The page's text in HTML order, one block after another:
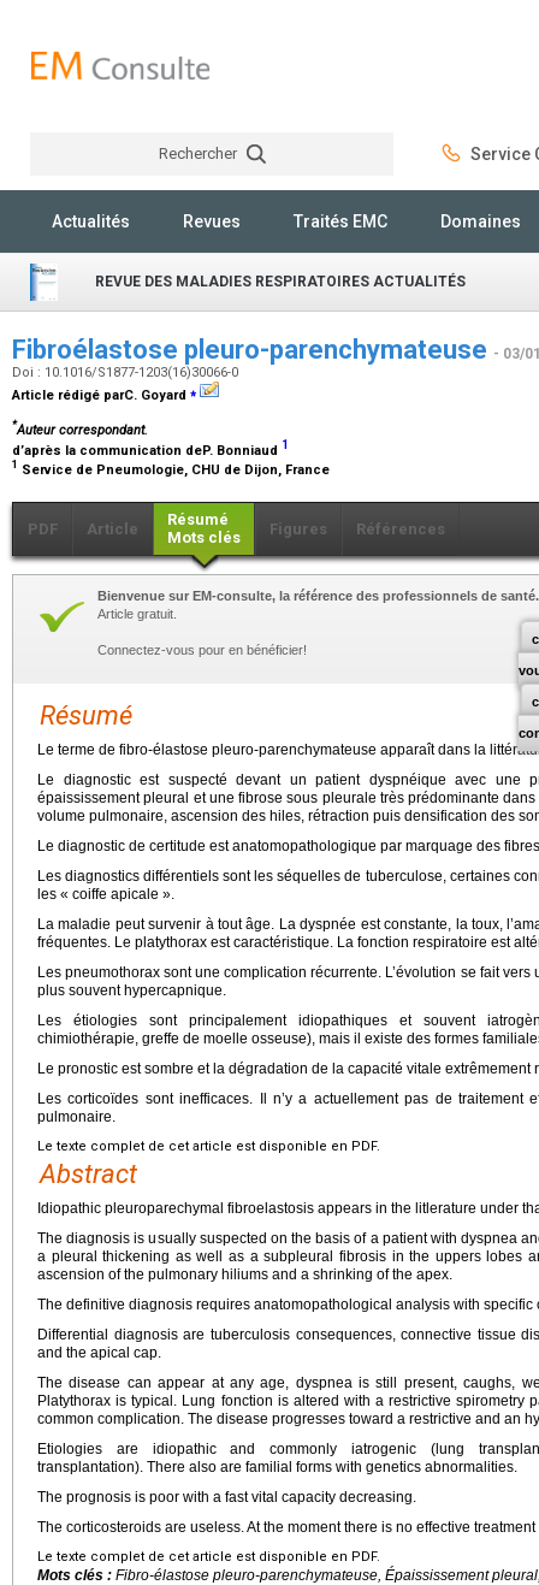
Rechercher Service
Actualités Revues Traités EMC Domaines
REVUE DES MALADIES RESPIRATOIRES ACTUALITÉS
Fibroélastose pleuro-parenchymateuse - 03/
Doi : 10.1016/S1877-1203(16)30066-0
Article rédigé parC. Goyard ⁎
*Auteur correspondant.
d’après la communication deP. Bonniaud 1
1 Service de Pneumologie, CHU de Dijon, France
PDF Article
Résumé
Mots clés
Figures Références
Bienvenue sur EM-consulte, la référence des professionnels de santé.
Article gratuit.
Connectez-vous pour en bénéficier!
Résumé
Le terme de fibro-élastose pleuro-parenchymateuse apparaît dans la
Le diagnostic est suspecté devant un patient dyspnéique avec une
épaississement pleural et une fibrose sous pleurale très prédominante
volume pulmonaire, ascension des hiles, rétraction puis densification des
Le diagnostic de certitude est anatomopathologique par marquage des
Les diagnostics différentiels sont les séquelles de tuberculose, certaines
les « coiffe apicale ».
La maladie peut survenir à tout âge. La dyspnée est constante, la toux,
fréquentes. Le platythorax est caractéristique. La fonction respiratoire est
Les pneumothorax sont une complication récurrente. L’évolution se fait
plus souvent hypercapnique.
Les étiologies sont principalement idiopathiques et souvent
chimiothérapie, greffe de moelle osseuse), mais il existe des formes
Le pronostic est sombre et la dégradation de la capacité vitale extrêmement
Les corticoïdes sont inefficaces. Il n’y a actuellement pas de traitement
pulmonaire.
Le texte complet de cet article est disponible en PDF.
Abstract
Idiopathic pleuroparechymal fibroelastosis appears in the litlerature under
The diagnosis is usually suspected on the basis of a patient with dyspnea
a pleural thickening as well as a subpleural fibrosis in the uppers lobes
ascension of the pulmonary hiliums and a shrinking of the apex.
The definitive diagnosis requires anatomopathological analysis with specific
Differential diagnosis are tuberculosis consequences, connective tissue
and the apical cap.
The disease can appear at any age, dyspnea is still present, caughs,
Platythorax is typical. Lung fonction is altered with a restrictive spirometry
common complication. The disease progresses toward a restrictive and an
Etiologies are idiopathic and commonly iatrogenic (lung
transplantation). There also are familial forms with genetics abnormalities.
The prognosis is poor with a fast vital capacity decreasing.
The corticosteroids are useless. At the moment there is no effective
Le texte complet de cet article est disponible en PDF.
Mots clés : Fibro-élastose pleuro-parenchymateuse, Épaississement